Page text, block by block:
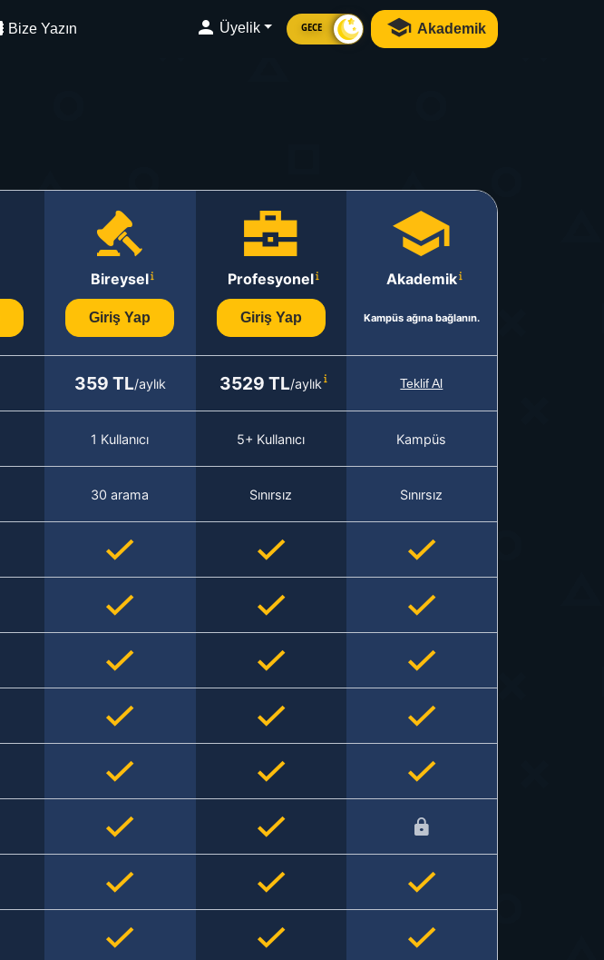
Bize Yazın Üyelik GECE Akademik
Bireysel
Giriş Yap
Profesyonel
Giriş Yap
Akademik
Kampüs ağına bağlanın.
359 TL/aylık 3529 TL/aylık Teklif Al
1 Kullanıcı 5+ Kullanıcı Kampüs
30 arama Sınırsız Sınırsız